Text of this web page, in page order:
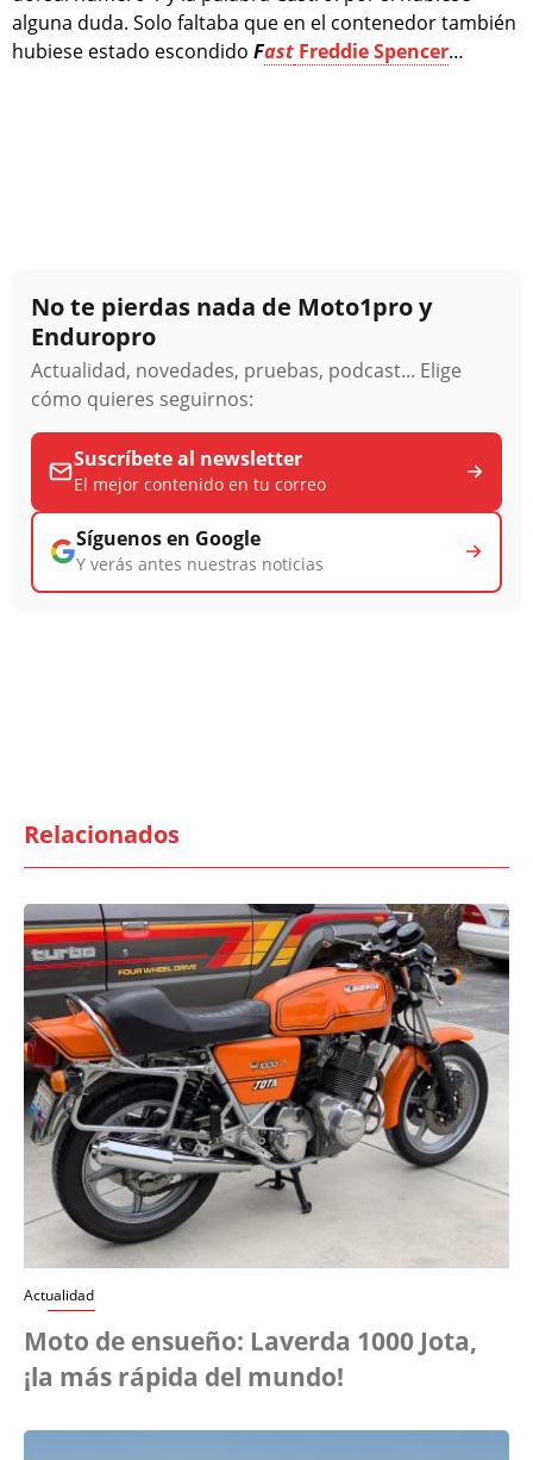
alguna duda. Solo faltaba que en el contenedor también
hubiese estado escondido Fast Freddie Spencer…
No te pierdas nada de Moto1pro y
Enduropro
Actualidad, novedades, pruebas, podcast... Elige
cómo quieres seguirnos:
Suscríbete al newsletter
El mejor contenido en tu correo
Síguenos en Google
Y verás antes nuestras noticias
Relacionados
Actualidad
Moto de ensueño: Laverda 1000 Jota,
¡la más rápida del mundo!